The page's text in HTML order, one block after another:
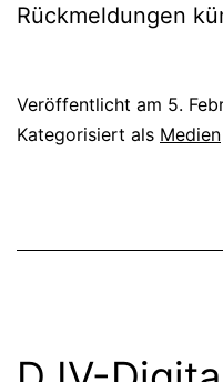
Rückmeldungen
Veröffentlicht am 5.
Kategorisiert als Medien